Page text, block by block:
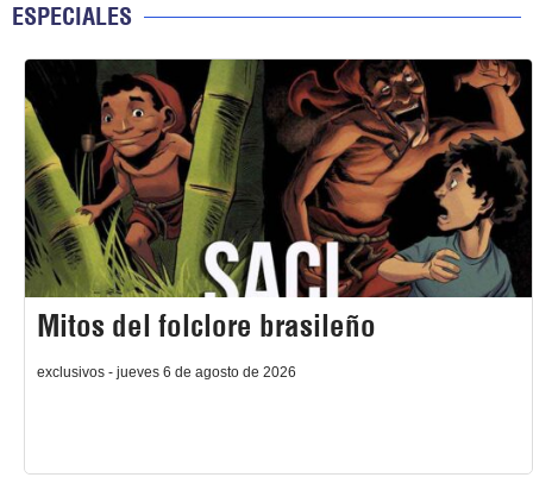
ESPECIALES
Mitos del folclore brasileño
exclusivos - jueves 6 de agosto de 2026